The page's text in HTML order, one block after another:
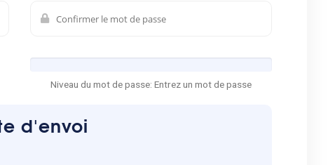
Niveau du mot de passe: Entrez un mot de passe
d'envoi